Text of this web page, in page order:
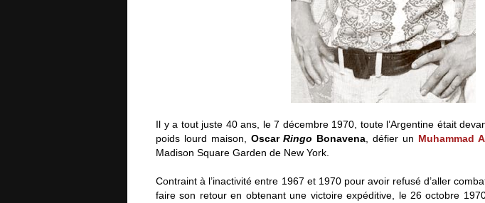
Il y a tout juste 40 ans, le 7 décembre 1970, toute l’Argentine était
poids lourd maison, OscarRingo Bonavena , défier un Muhammad
Madison Square Garden de New York.
Contraint à l’inactivité entre 1967 et 1970 pour avoir refusé d’aller
faire son retour en obtenant une victoire expéditive, le 26 octobre